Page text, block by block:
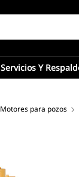
Servicios Y
Motores para pozos